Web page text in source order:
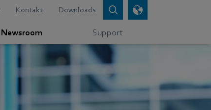
Kontakt Downloads
Newsroom Support